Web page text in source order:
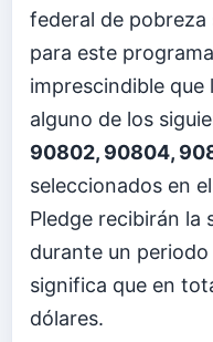
federal de pobreza
para este
imprescindible que
alguno de los
90802, 90804,
seleccionados en
Pledge recibirán la
durante un periodo
significa que en
dólares.